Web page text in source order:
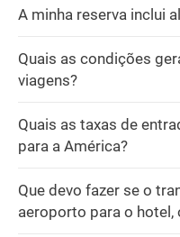
A minha reserva inclui
Quais as condições
viagens?
Quais as taxas de
para a América?
Que devo fazer se o
aeroporto para o hotel,